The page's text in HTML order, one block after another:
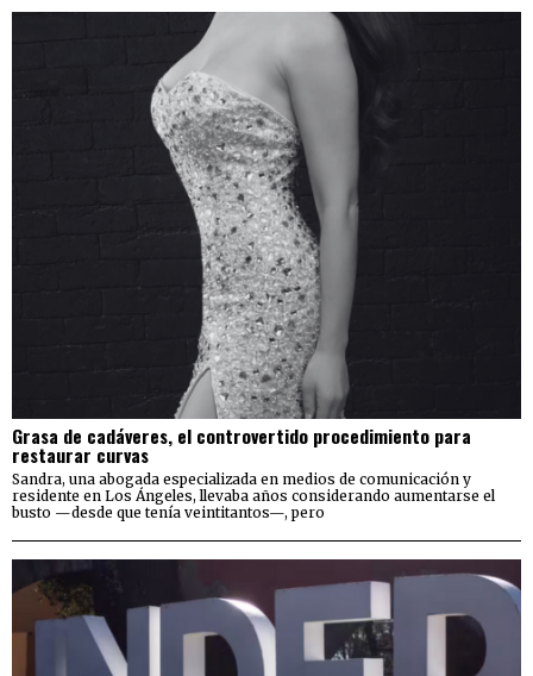
Grasa de cadáveres, el controvertido procedimiento para
restaurar curvas
Sandra, una abogada especializada en medios de comunicación y
residente en Los Ángeles, llevaba años considerando aumentarse el
busto —desde que tenía veintitantos—, pero